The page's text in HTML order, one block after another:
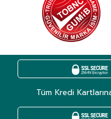
Tüm Kredi